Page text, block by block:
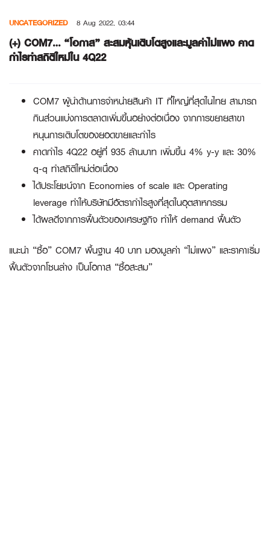
content
UNCATEGORIZED 8 Aug 2022, 03:44
(+) COM7… “โอกาส” สะสมหุ้นเติบโตสูงและมูลค่าไม่แพง คาด
กำไรทำสถิติใหม่ใน 4Q22
COM7 ผู้นำด้านการจำหน่ายสินค้า IT ที่ใหญ่ที่สุดในไทย สามารถ
กินส่วนแบ่งการตลาดเพิ่มขึ้นอย่างต่อเนื่อง จากการขยายสาขา
หนุนการเติบโตของยอดขายและกำไร
คาดกำไร 4Q22 อยู่ที่ 935 ล้านบาท เพิ่มขึ้น 4% y-y และ 30%
q-q ทำสถิติใหม่ต่อเนื่อง
ได้ประโยชน์จาก Economies of scale และ Operating
leverage ทำให้บริษัทมีอัตรากำไรสูงที่สุดในอุตสาหกรรม
ได้ผลดีจากการฟื้นตัวของเศรษฐกิจ ทำให้ demand ฟื้นตัว
แนะนำ “ซื้อ” COM7 พื้นฐาน 40 บาท มองมูลค่า “ไม่แพง” และราคาเริ่ม
ฟื้นตัวจากโซนล่าง เป็นโอกาส “ซื้อสะสม”